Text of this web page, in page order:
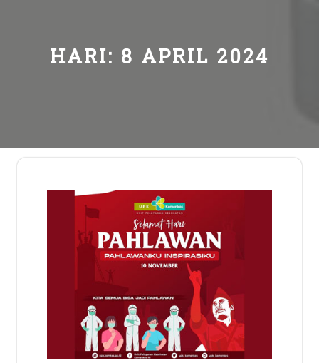
HARI: 8 APRIL 2024